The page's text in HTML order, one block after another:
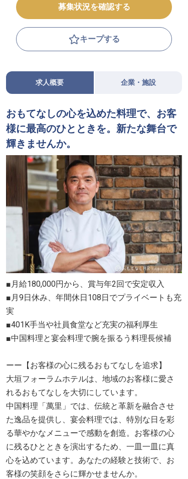
募集状況を確認する
キープする
求人概要 企業・施設
おもてなしの心を込めた料理で、お客
様に最高のひとときを。新たな舞台で
輝きませんか。
■月給180,000円から、賞与年2回で安定収入
■月9日休み、年間休日108日でプライベートも充
実
■401K手当や社員食堂など充実の福利厚生
■中国料理と宴会料理で腕を振るう料理長候補
ーー【お客様の心に残るおもてなしを追求】
大垣フォーラムホテルは、地域のお客様に愛さ
れるおもてなしを大切にしています。
中国料理「萬里」では、伝統と革新を融合させ
た逸品を提供し、宴会料理では、特別な日を彩
る華やかなメニューで感動を創造。お客様の心
に残るひとときを演出するため、一皿一皿に真
心を込めています。あなたの経験と技術で、お
客様の笑顔をさらに輝かせませんか。